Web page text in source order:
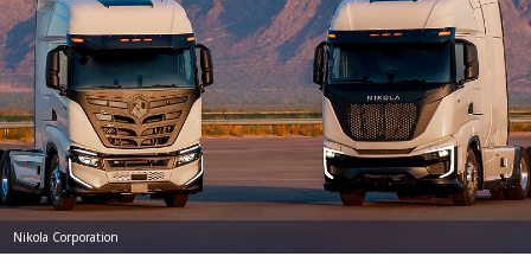
Nikola Corporation